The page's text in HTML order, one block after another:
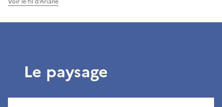
Le paysage